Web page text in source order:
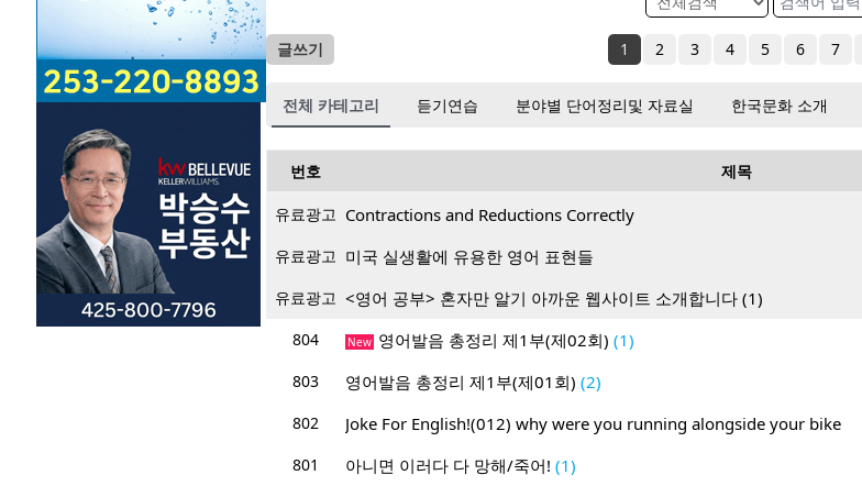
글쓰기 1 2 3 4 5 6 7
전체 카테고리 듣기연습 분야별 단어정리및 자료실 한국문화 소개
번호 제목
유료광고 Contractions and Reductions Correctly
유료광고 미국 실생활에 유용한 영어 표현들
유료광고 <영어 공부> 혼자만 알기 아까운 웹사이트 소개합니다 (1)
804
New 영어발음 총정리 제1부(제02회) (1)
803
영어발음 총정리 제1부(제01회) (2)
802
Joke For English!(012) why were you running alongside your bike
801
아니면 이러다 다 망해/죽어! (1)